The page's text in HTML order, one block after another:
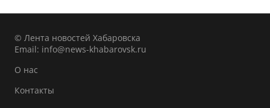
© Лента новостей Хабаровска
Email: info@news-khabarovsk.ru
О нас
Контакты